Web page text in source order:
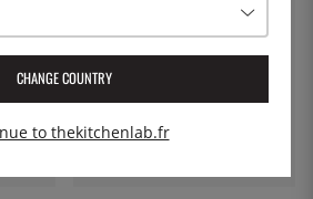
x 24
DE BUYER
Chaudière en acier à long
terme, affinité - de Buyer
CHANGE COUNTRY
to thekitchenlab.fr